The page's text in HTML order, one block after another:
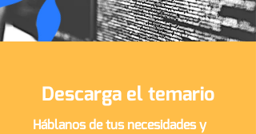
Descarga el temario
Háblanos de tus necesidades y